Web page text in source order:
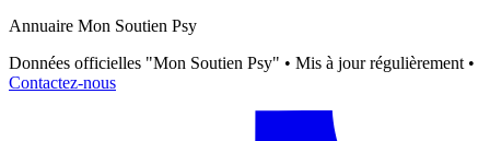
Annuaire Mon Soutien Psy
Données officielles "Mon Soutien Psy" • Mis à jour régulièrement •
Contactez-nous